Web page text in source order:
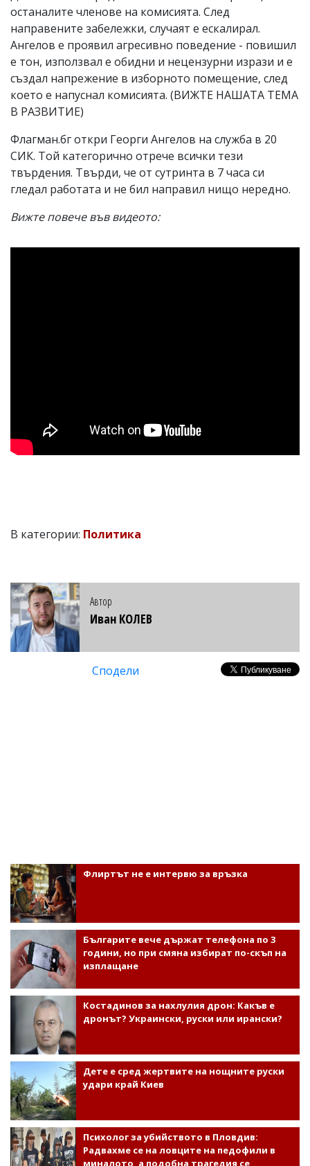
останалите членове на комисията. След
направените забележки, случаят е ескалирал.
Ангелов е проявил агресивно поведение - повишил
е тон, използвал е обидни и нецензурни изрази и е
създал напрежение в изборното помещение, след
което е напуснал комисията. (ВИЖТЕ НАШАТА ТЕМА
В РАЗВИТИЕ)
Флагман.бг откри Георги Ангелов на служба в 20
СИК. Той категорично отрече всички тези
твърдения. Твърди, че от сутринта в 7 часа си
гледал работата и не бил направил нищо нередно.
Вижте повече във видеото:
В категории: Политика
Автор
Иван КОЛЕВ
Сподели
Флиртът не е интервю за връзка
Българите вече държат телефона по 3
години, но при смяна избират по-скъп на
изплащане
Костадинов за нахлулия дрон: Какъв е
дронът? Украински, руски или ирански?
Дете е сред жертвите на нощните руски
удари край Киев
Психолог за убийството в Пловдив:
Радвахме се на ловците на педофили в
миналото, а подобна трагедия се